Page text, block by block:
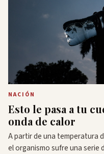
NACIÓN
Esto le pasa a tu
onda de calor
A partir de una temperatura
el organismo sufre una serie